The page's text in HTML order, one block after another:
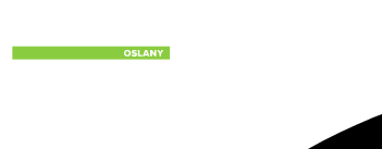
obsah